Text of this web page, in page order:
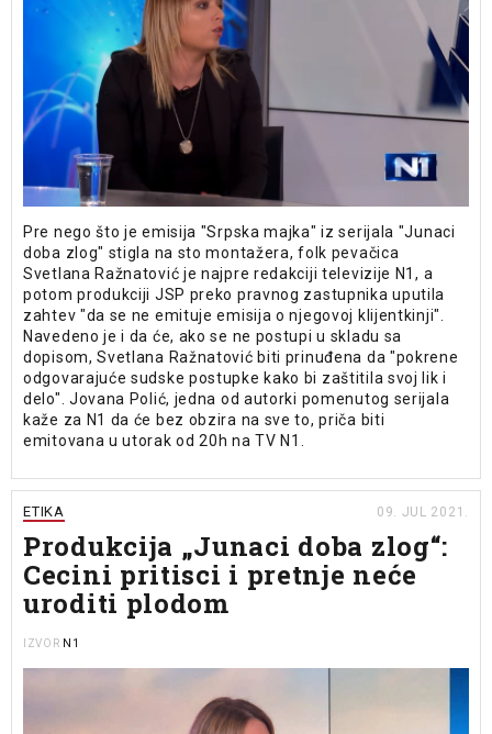
Pre nego što je emisija "Srpska majka" iz serijala "Junaci
doba zlog" stigla na sto montažera, folk pevačica
Svetlana Ražnatović je najpre redakciji televizije N1, a
potom produkciji JSP preko pravnog zastupnika uputila
zahtev "da se ne emituje emisija o njegovoj klijentkinji".
Navedeno je i da će, ako se ne postupi u skladu sa
dopisom, Svetlana Ražnatović biti prinuđena da "pokrene
odgovarajuće sudske postupke kako bi zaštitila svoj lik i
delo". Jovana Polić, jedna od autorki pomenutog serijala
kaže za N1 da će bez obzira na sve to, priča biti
emitovana u utorak od 20h na TV N1.
ETIKA 09. JUL 2021.
Produkcija „Junaci doba zlog“:
Cecini pritisci i pretnje neće
uroditi plodom
IZVOR N1